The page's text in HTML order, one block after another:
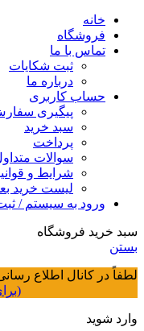
خانه
فروشگاه
تماس با ما
ثبت شکایات
درباره ما
حساب کاربری
پیگیری
سبد خرید
پرداخت
سوالات
شرایط و
لیست خرید
ورود به سیستم /
سبد خرید فروشگاه
بستن
لطفاً در کانال اطلاع
وارد شوید